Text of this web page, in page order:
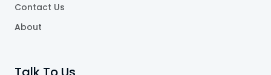
Contact Us
About